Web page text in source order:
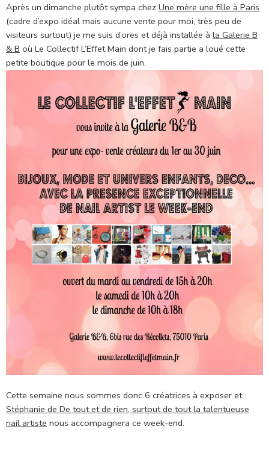
Après un dimanche plutôt sympa chez Une mère une fille à Paris
(cadre d’expo idéal mais aucune vente pour moi, très peu de
visiteurs surtout) je me suis d’ores et déjà installée à la Galerie B
& B où Le Collectif L’Effet Main dont je fais partie a loué cette
petite boutique pour le mois de juin.
Cette semaine nous sommes donc 6 créatrices à exposer et
Stéphanie de De tout et de rien, surtout de tout la talentueuse
nail artiste nous accompagnera ce week-end.